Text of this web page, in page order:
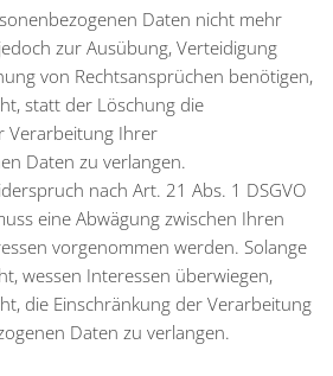
Daten nicht mehr
zur Ausübung, Verteidigung
von Rechtsansprüchen benötigen,
statt der Löschung die
Verarbeitung Ihrer
Daten zu verlangen.
nach Art. 21 Abs. 1 DSGVO
eine Abwägung zwischen Ihren
vorgenommen werden. Solange
wessen Interessen überwiegen,
die Einschränkung der Verarbeitung
Daten zu verlangen.